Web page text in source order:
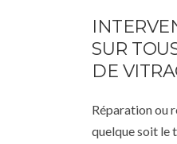
SUR
DE
Réparation ou
quelque soit le